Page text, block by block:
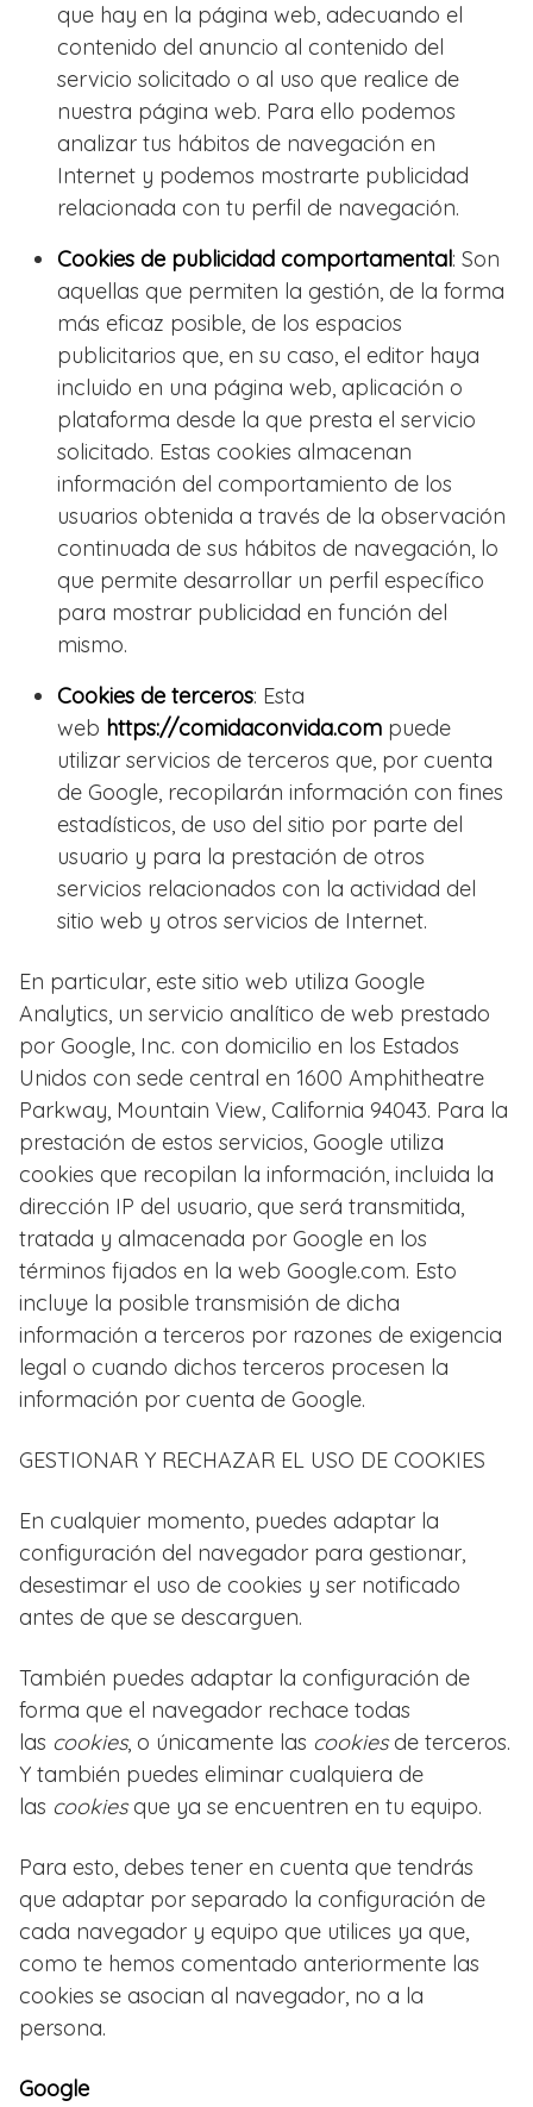
que hay en la página web, adecuando el
contenido del anuncio al contenido del
servicio solicitado o al uso que realice de
nuestra página web. Para ello podemos
analizar tus hábitos de navegación en
Internet y podemos mostrarte publicidad
relacionada con tu perfil de navegación.
Cookies de publicidad comportamental: Son
aquellas que permiten la gestión, de la forma
más eficaz posible, de los espacios
publicitarios que, en su caso, el editor haya
incluido en una página web, aplicación o
plataforma desde la que presta el servicio
solicitado. Estas cookies almacenan
información del comportamiento de los
usuarios obtenida a través de la observación
continuada de sus hábitos de navegación, lo
que permite desarrollar un perfil específico
para mostrar publicidad en función del
mismo.
Cookies de terceros: Esta
web https://comidaconvida.com puede
utilizar servicios de terceros que, por cuenta
de Google, recopilarán información con fines
estadísticos, de uso del sitio por parte del
usuario y para la prestación de otros
servicios relacionados con la actividad del
sitio web y otros servicios de Internet.
En particular, este sitio web utiliza Google
Analytics, un servicio analítico de web prestado
por Google, Inc. con domicilio en los Estados
Unidos con sede central en 1600 Amphitheatre
Parkway, Mountain View, California 94043. Para la
prestación de estos servicios, Google utiliza
cookies que recopilan la información, incluida la
dirección IP del usuario, que será transmitida,
tratada y almacenada por Google en los
términos fijados en la web Google.com. Esto
incluye la posible transmisión de dicha
información a terceros por razones de exigencia
legal o cuando dichos terceros procesen la
información por cuenta de Google.
GESTIONAR Y RECHAZAR EL USO DE COOKIES
En cualquier momento, puedes adaptar la
configuración del navegador para gestionar,
desestimar el uso de cookies y ser notificado
antes de que se descarguen.
También puedes adaptar la configuración de
forma que el navegador rechace todas
las cookies, o únicamente las cookiesde terceros.
Y también puedes eliminar cualquiera de
las cookiesque ya se encuentren en tu equipo.
Para esto, debes tener en cuenta que tendrás
que adaptar por separado la configuración de
cada navegador y equipo que utilices ya que,
como te hemos comentado anteriormente las
cookies se asocian al navegador, no a la
persona.
Google